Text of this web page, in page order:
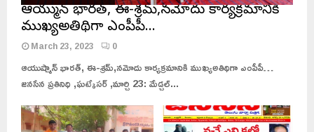
ఆయుష్మాన్ భారత్, ఈ-శ్రమ్,నమోదు కార్యక్రమానికి
ముఖ్యఅతిథిగా ఎంపీపీ…
March 23, 2023 0
ఆయుష్మాన్ భారత్, ఈ-శ్రమ్,నమోదు కార్యక్రమానికి ముఖ్యఅతిథిగా ఎంపీపీ…
జనసేన ప్రతినిధి ,ఘట్కేసర్ ,మార్చి 23: మేడ్చల్...